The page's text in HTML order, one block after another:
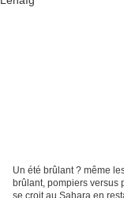
Un été brûlant ? même
brûlant, pompiers versus
se croit au Sahara en